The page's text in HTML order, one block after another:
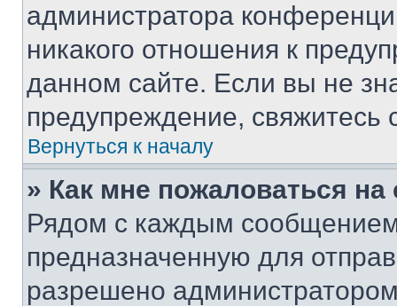
администратора
никакого отношения к
данном сайте. Если вы не
предупреждение,
Вернуться к началу
» Как мне пожаловаться
Рядом с каждым сообщением
предназначенную для
разрешено